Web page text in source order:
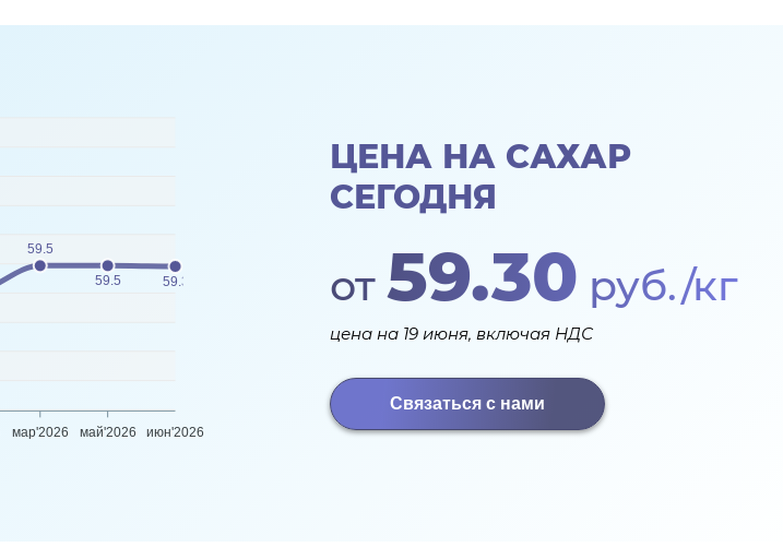
мар'2026 май'2026 июн'2026
59.5
59.5 59.3
ЦЕНА НА САХАР
СЕГОДНЯ
от 59.30 руб./кг
цена на 19 июня, включая НДС
Связаться с нами